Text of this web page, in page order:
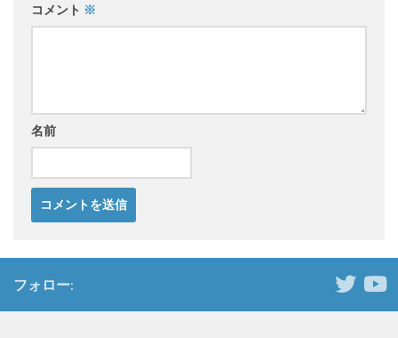
コメント ※
名前
フォロー: